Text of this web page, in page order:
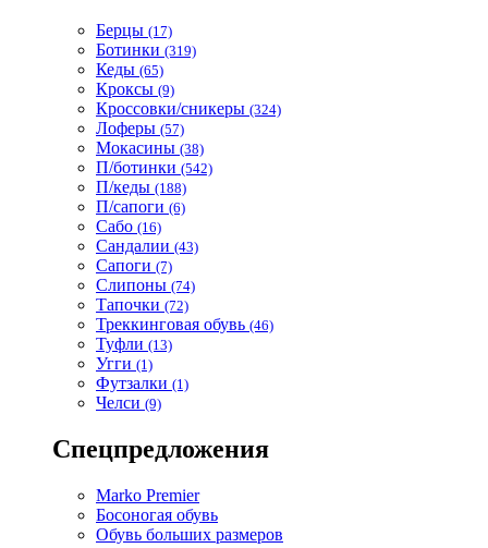
Берцы (17)
Ботинки (319)
Кеды (65)
Кроксы (9)
Кроссовки/сникеры (324)
Лоферы (57)
Мокасины (38)
П/ботинки (542)
П/кеды (188)
П/сапоги (6)
Сабо (16)
Сандалии (43)
Сапоги (7)
Слипоны (74)
Тапочки (72)
Треккинговая обувь (46)
Туфли (13)
Угги (1)
Футзалки (1)
Челси (9)
Спецпредложения
Marko Premier
Босоногая обувь
Обувь больших размеров